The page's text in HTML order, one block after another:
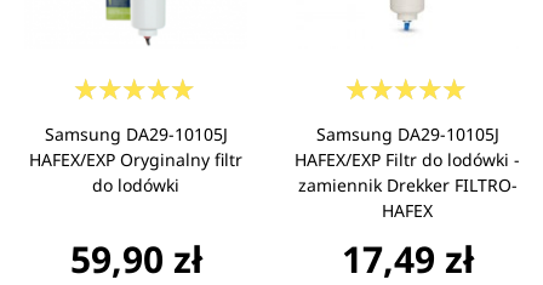
Samsung DA29-10105J
HAFEX/EXP Oryginalny filtr
do lodówki
59,90 zł
Samsung DA29-10105J
HAFEX/EXP Filtr do lodówki -
zamiennik Drekker FILTRO-
HAFEX
17,49 zł